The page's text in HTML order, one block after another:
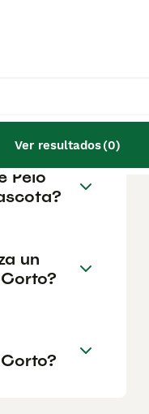
Ver resultados(0)
Pelo
un